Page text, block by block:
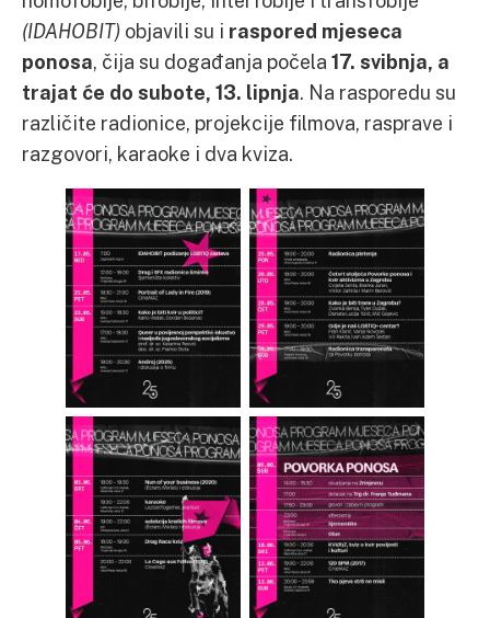
(IDAHOBIT) objavili su i raspored mjeseca
ponosa, čija su događanja počela 17. svibnja, a
trajat će do subote, 13. lipnja. Na rasporedu su
različite radionice, projekcije filmova, rasprave i
razgovori, karaoke i dva kviza.